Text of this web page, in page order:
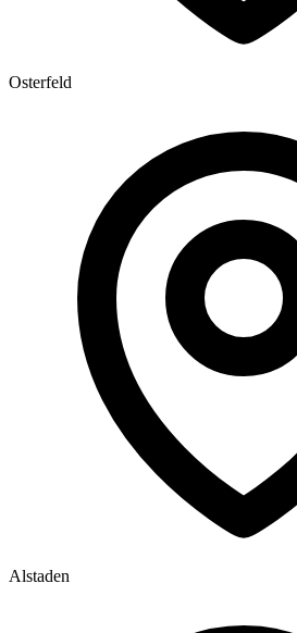
Osterfeld
Alstaden